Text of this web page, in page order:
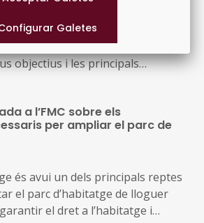
conseqüències negatives no
sinó també en el social i
que la qüestió residencial ocupi
de la majoria de governs
de Catalunya, juntament
ahir aquesta convocatòria,
objectius i les principals
telemàticament, va
de la Federació de
i alcalde de Martorell, Xavier
de l’Associació Catalana de
Rialp, Gerard Sabarich; i el
de les Polítiques de
a l’FMC sobre els
per ampliar el parc de
és avui un dels principals reptes
el parc d’habitatge de lloguer
el dret a l’habitatge i